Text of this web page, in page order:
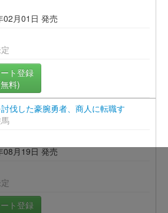
02月01日 発売
ト登録
料)
伐した豪腕勇者、商人に転職す
08月19日 発売
ト登録